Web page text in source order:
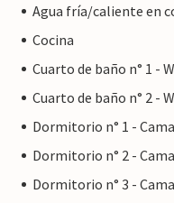
Agua fría/caliente en
Cocina
Cuarto de baño n° 1 -
Cuarto de baño n° 2 -
Dormitorio n° 1 -
Dormitorio n° 2 -
Dormitorio n° 3 -